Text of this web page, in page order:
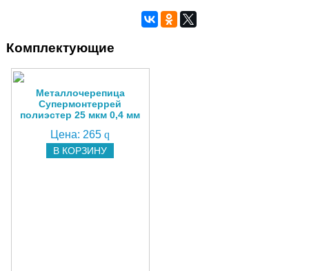
Комплектующие
Металлочерепица
Супермонтеррей
полиэстер 25 мкм 0,4 мм
Цена: 265 q
В КОРЗИНУ